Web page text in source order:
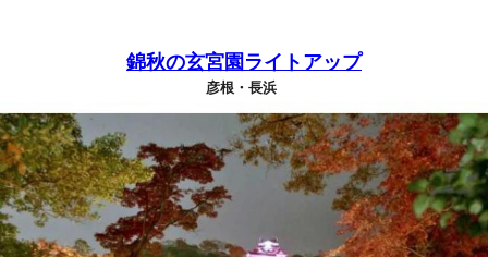
錦秋の玄宮園ライトアップ
彦根・長浜